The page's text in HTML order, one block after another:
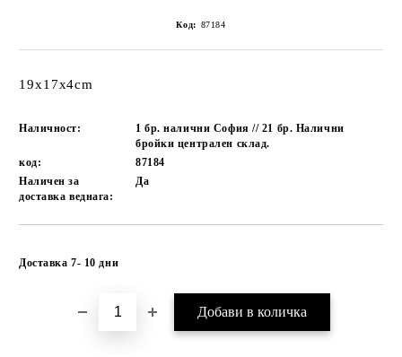
Код: 87184
19x17x4cm
Наличност:
1 бр. налични София // 21 бр. Налични
бройки централен склад.
код:
87184
Наличен за
доставка веднага:
Да
Доставка 7- 10 дни